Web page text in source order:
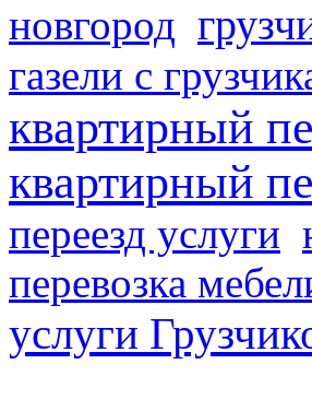
новгород
газели с
квартирный
квартирный
переезд услуги
перевозка
услуги